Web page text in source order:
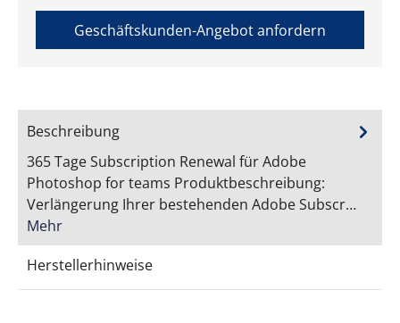
Geschäftskunden-Angebot anfordern
Beschreibung
365 Tage Subscription Renewal für Adobe
Photoshop for teams Produktbeschreibung:
Verlängerung Ihrer bestehenden Adobe Subscr…
Mehr
Herstellerhinweise